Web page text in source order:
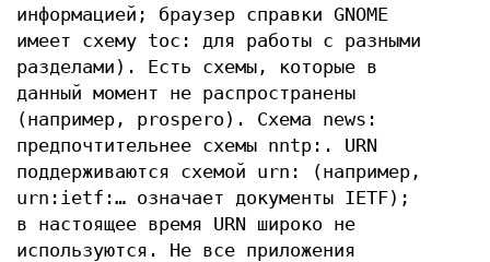
информацией; браузер справки GNOME
имеет схему toc: для работы с разными
разделами). Есть схемы, которые в
данный момент не распространены
(например, prospero). Схема news:
предпочтительнее схемы nntp:. URN
поддерживаются схемой urn: (например,
urn:ietf:… означает документы IETF);
в настоящее время URN широко не
используются. Не все приложения